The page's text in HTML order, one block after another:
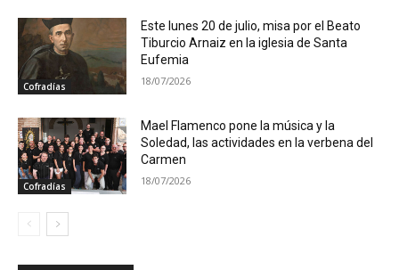
Cofradías
Este lunes 20 de julio, misa por el Beato
Tiburcio Arnaiz en la iglesia de Santa
Eufemia
18/07/2026
Cofradías
Mael Flamenco pone la música y la
Soledad, las actividades en la verbena del
Carmen
18/07/2026